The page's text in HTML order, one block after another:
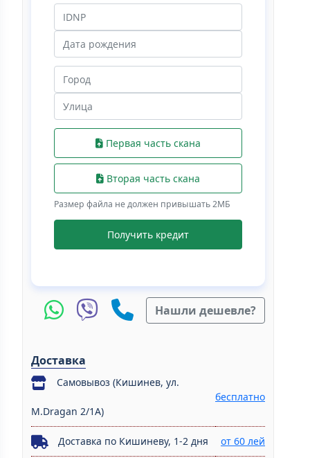
Первая часть скана
Вторая часть скана
Размер файла не должен привышать 2МБ
Получить кредит
Нашли дешевле?
Доставка
Самовывоз (Кишинев, ул.
M.Dragan 2/1A)
бесплатно
Доставка по Кишиневу, 1-2 дня от 60 лей